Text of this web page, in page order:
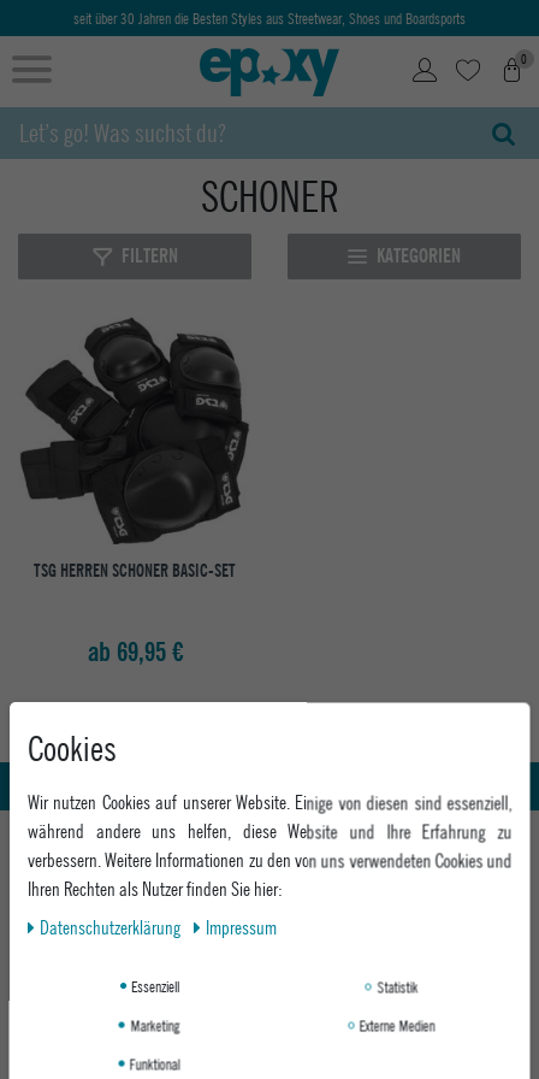
seit über 30 Jahren die Besten Styles aus Streetwear, Shoes und Boardsports
0
SCHONER
FILTERN KATEGORIEN
TSG HERREN SCHONER BASIC-SET
ab 69,95 €
HILFE UND BERATUNG
Beratung
Zahlung & Versand
INFO & KONTAKT
+49 991 3831077
Montag - Freitag: 8:00 - 18:00
We Care - Wiederverwendete Verpackungen
Cookies
Wir nutzen Cookies auf unserer Website. Einige von diesen sind essenziell,
während andere uns helfen, diese Website und Ihre Erfahrung zu
verbessern. Weitere Informationen zu den von uns verwendeten Cookies und
Ihren Rechten als Nutzer finden Sie hier:
Daten­schutz­erklärung
Impressum
Essenziell
Statistik
Marketing
Externe Medien
Funktional